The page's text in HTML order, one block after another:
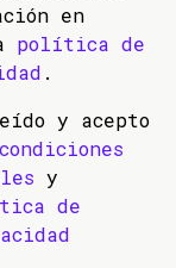
en
política de
.
y acepto
condiciones
y
de